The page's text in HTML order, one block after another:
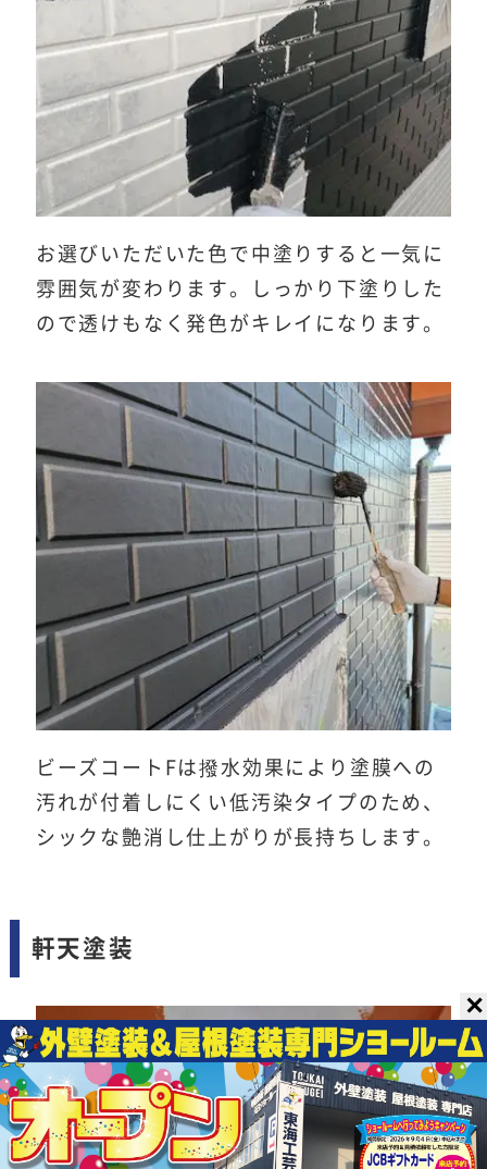
お選びいただいた色で中塗りすると一気に
雰囲気が変わります。しっかり下塗りした
ので透けもなく発色がキレイになります。
ビーズコートFは撥水効果により塗膜への
汚れが付着しにくい低汚染タイプのため、
シックな艶消し仕上がりが長持ちします。
軒天塗装
✕